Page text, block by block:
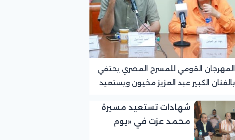
المهرجان القومي للمسرح المصري يحتفي
بالفنان الكبير عبد العزيز مخيون ويستعيد
شهادات تستعيد مسيرة
محمد عزت في «يوم